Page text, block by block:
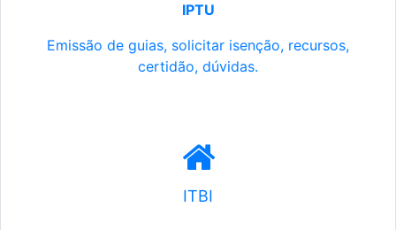
IPTU
Emissão de guias, solicitar isenção, recursos,
certidão, dúvidas.
ITBI